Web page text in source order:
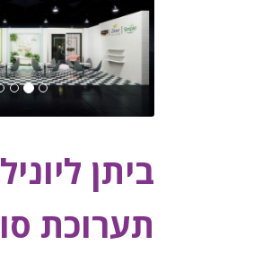
ביתן
תערוכת